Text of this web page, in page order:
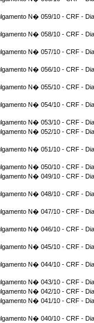
N� 059/10 - CRF -
N� 058/10 - CRF -
N� 057/10 - CRF -
N� 056/10 - CRF -
N� 055/10 - CRF -
N� 054/10 - CRF -
N� 053/10 - CRF -
N� 052/10 - CRF -
N� 051/10 - CRF -
N� 050/10 - CRF -
N� 049/10 - CRF -
N� 048/10 - CRF -
N� 047/10 - CRF -
N� 046/10 - CRF -
N� 045/10 - CRF -
N� 044/10 - CRF -
N� 043/10 - CRF -
N� 042/10 - CRF -
N� 041/10 - CRF -
N� 040/10 - CRF -